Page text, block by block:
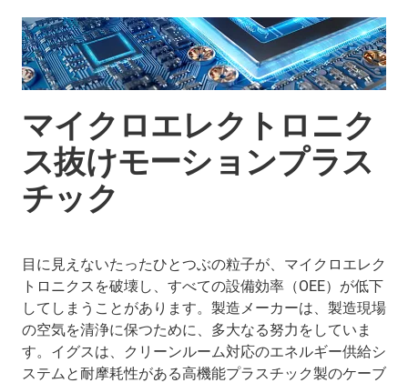
マイクロエレクトロニク
ス抜けモーションプラス
チック
目に見えないたったひとつぶの粒子が、マイクロエレク
トロニクスを破壊し、すべての設備効率（OEE）が低下
してしまうことがあります。製造メーカーは、製造現場
の空気を清浄に保つために、多大なる努力をしていま
す。イグスは、クリーンルーム対応のエネルギー供給シ
ステムと耐摩耗性がある高機能プラスチック製のケーブ